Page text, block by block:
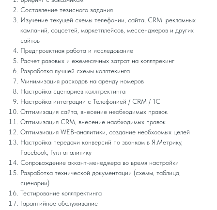
Составление тезисного задания
Изучение текущей схемы телефонии, сайта, CRM, рекламных
кампаний, соцсетей, маркетплейсов, мессенджеров и других
сайтов
Предпроектная работа и исследование
Расчет разовых и ежемесячных затрат на коллтрекинг
Разработка лучшей схемы коллтекинга
Минимизация расходов на аренду номеров
Настройка сценариев коллтректинга
Настройка интеграции с Телефонией / CRM / 1C
Оптимизация сайта, внесение необходимых правок
Оптимизация CRM, внесение наобходимых правок
Оптимзиация WEB-аналитики, создание необхоомых целей
Настройка передачи конверсий по звонкам в Я.Метрику,
Facebook, Гугл аналитику
Сопровождение аккант-менеджера во время настройки
Разработка технической документации (схемы, таблица,
сценарии)
Тестирование коллтректинга
Гарантийное обслуживание